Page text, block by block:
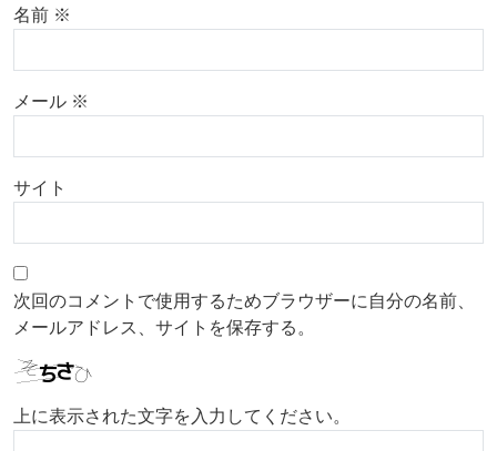
名前 ※
メール ※
サイト
次回のコメントで使用するためブラウザーに自分の名前、
メールアドレス、サイトを保存する。
上に表示された文字を入力してください。